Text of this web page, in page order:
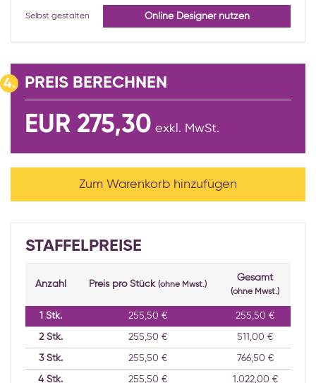
Selbst gestalten Online Designer nutzen
4. PREIS BERECHNEN
EUR 275,30 exkl. MwSt.
Zum Warenkorb hinzufügen
STAFFELPREISE
Anzahl Preis pro Stück (ohne Mwst.)
Gesamt
(ohne Mwst.)
1 Stk. 255,50 € 255,50 €
2Stk. 255,50 € 511,00 €
3Stk. 255,50 € 766,50 €
4Stk. 255,50 € 1.022,00 €